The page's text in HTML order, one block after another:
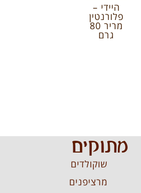
היידי –
פלורנטין
מריר 80
גרם
מתוקים
שוקולדים
מרציפנים